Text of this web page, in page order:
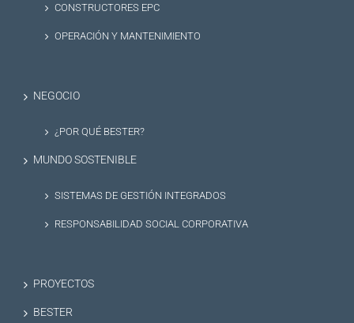
CONSTRUCTORES EPC
OPERACIÓN Y MANTENIMIENTO
NEGOCIO
¿POR QUÉ BESTER?
MUNDO SOSTENIBLE
SISTEMAS DE GESTIÓN INTEGRADOS
RESPONSABILIDAD SOCIAL CORPORATIVA
PROYECTOS
BESTER